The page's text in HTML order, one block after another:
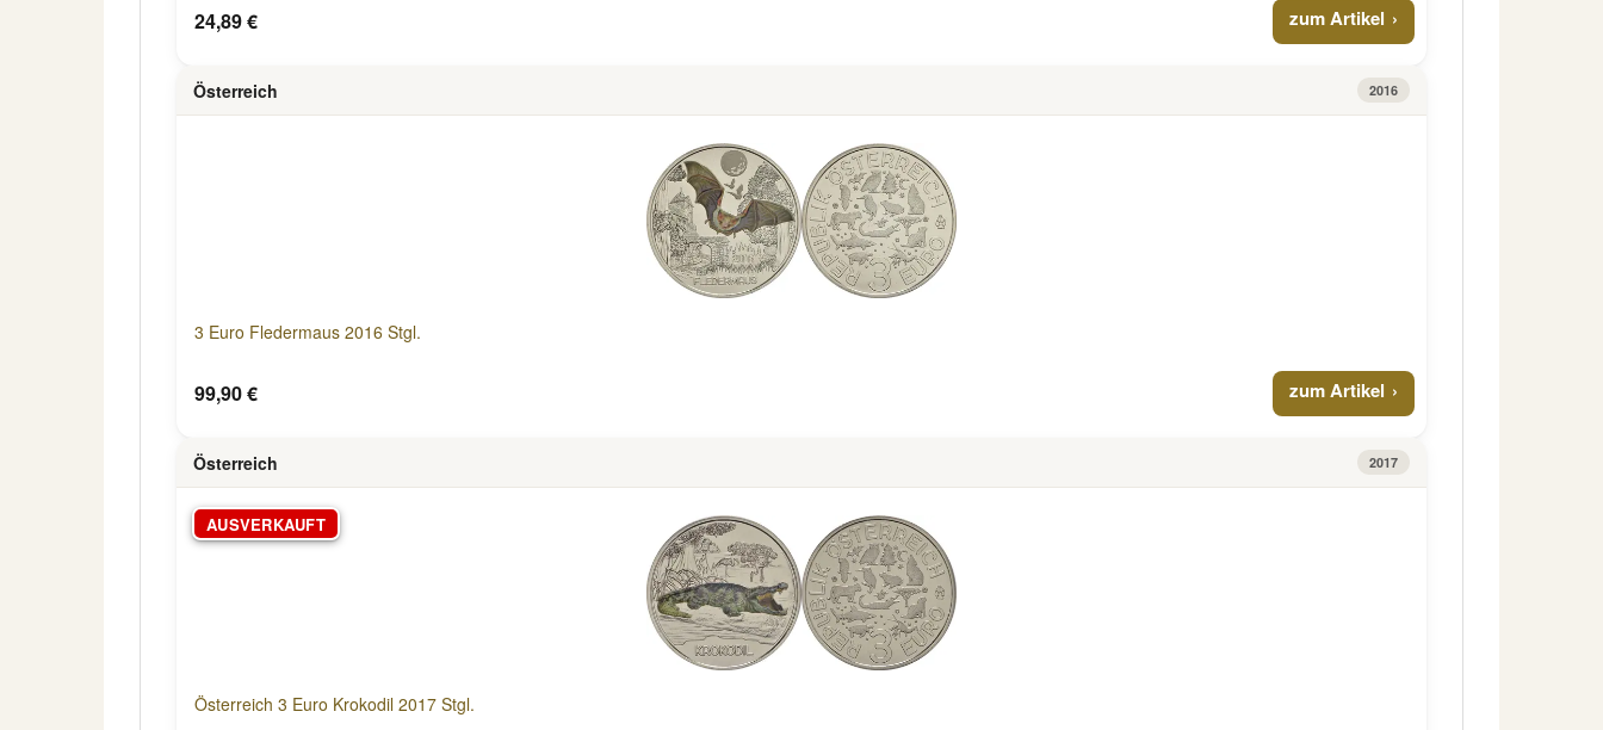
24,89 € zum Artikel
Österreich 2016
3 Euro Fledermaus 2016 Stgl.
99,90 € zum Artikel
Österreich 2017
AUSVERKAUFT
Österreich 3 Euro Krokodil 2017 Stgl.